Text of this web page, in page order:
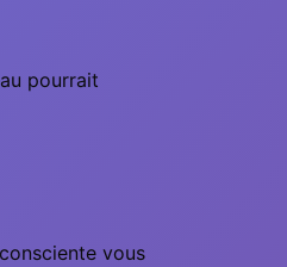
pourrait
vous